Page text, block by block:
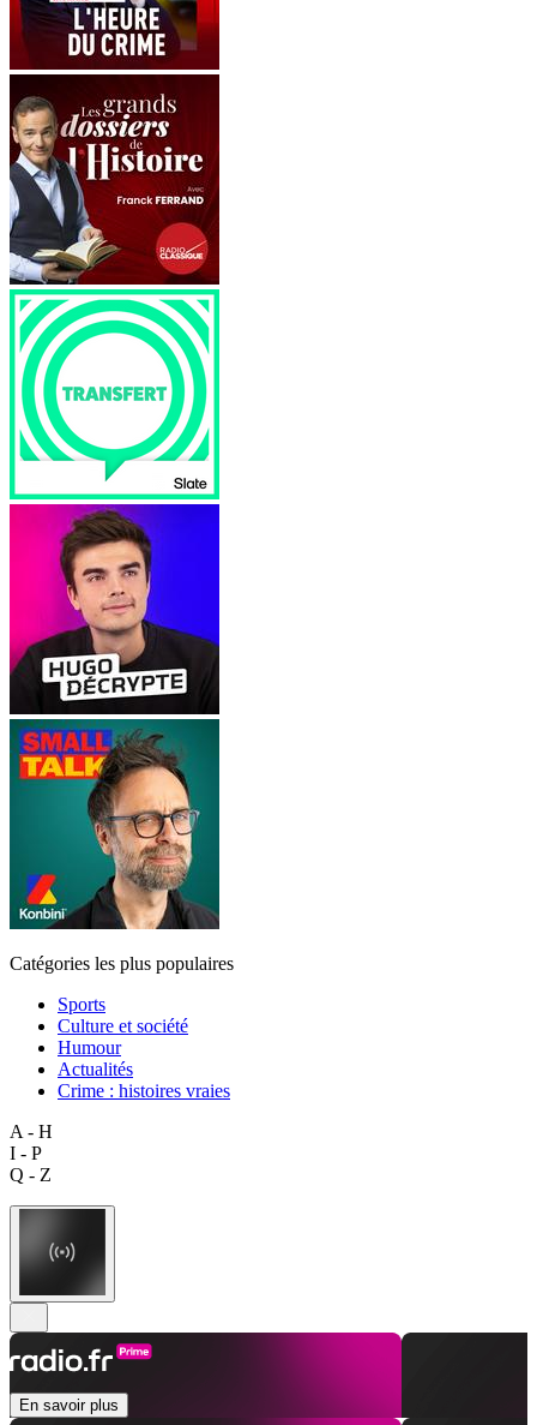
Catégories les plus populaires
Sports
Culture et société
Humour
Actualités
Crime : histoires vraies
A - H
I - P
Q - Z
En savoir plus